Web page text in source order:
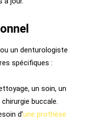
un denturologiste
spécifiques :
un soin, un
buccale.
d’une prothèse